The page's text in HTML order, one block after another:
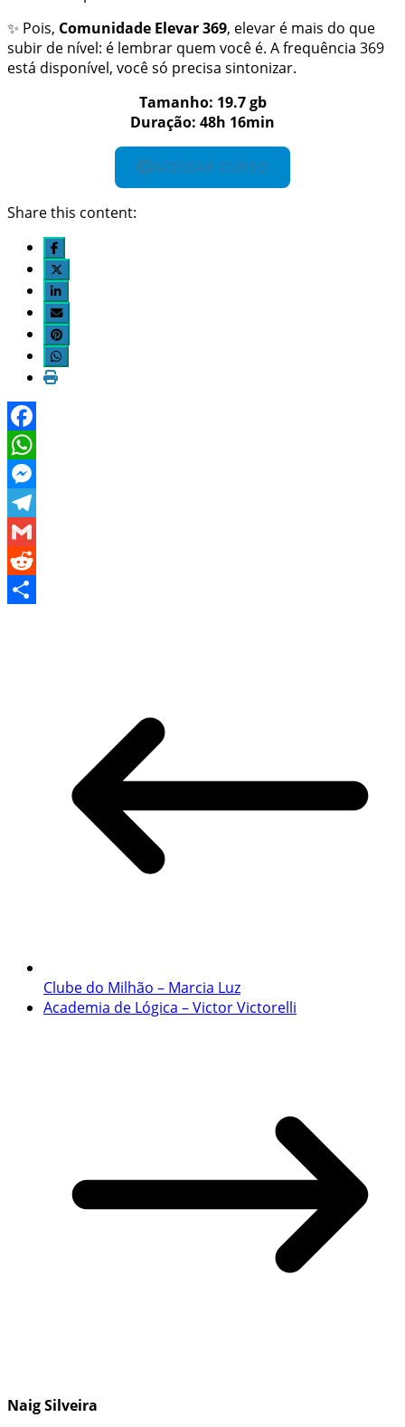
✨ Pois, Comunidade Elevar 369, elevar é mais do que
subir de nível: é lembrar quem você é. A frequência 369
está disponível, você só precisa sintonizar.
Tamanho: 19.7 gb
Duração: 48h 16min
ACESSAR CURSO
Share this content:
Facebook
WhatsApp
Messenger
Telegram
Gmail
Reddit
Clube do Milhão – Marcia Luz
Academia de Lógica – Victor Victorelli
Naig Silveira